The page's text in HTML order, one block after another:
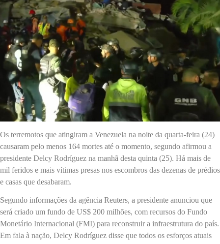
Os terremotos que atingiram a Venezuela na noite da quarta-feira (24)
causaram pelo menos 164 mortes até o momento, segundo afirmou a
presidente Delcy Rodríguez na manhã desta quinta (25). Há mais de
mil feridos e mais vítimas presas nos escombros das dezenas de prédios
e casas que desabaram.
Segundo informações da agência Reuters, a presidente anunciou que
será criado um fundo de US$ 200 milhões, com recursos do Fundo
Monetário Internacional (FMI) para reconstruir a infraestrutura do país.
Em fala à nação, Delcy Rodríguez disse que todos os esforços atuais